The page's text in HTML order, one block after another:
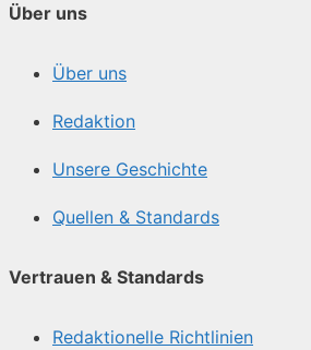
Über uns
Über uns
Redaktion
Unsere Geschichte
Quellen & Standards
Vertrauen & Standards
Redaktionelle Richtlinien